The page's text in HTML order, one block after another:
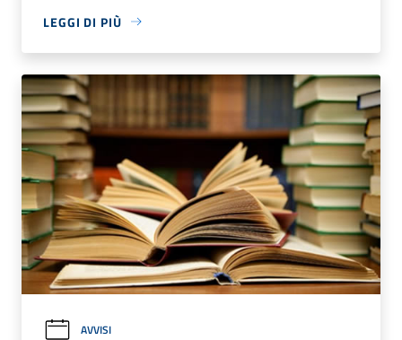
LEGGI DI PIÙ
AVVISI